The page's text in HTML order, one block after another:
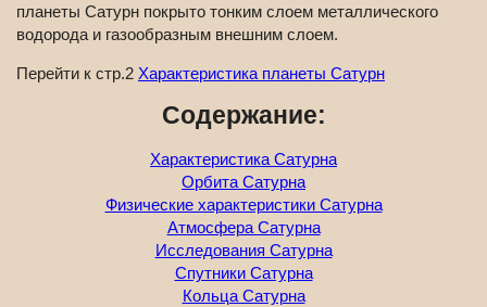
планеты Сатурн покрыто тонким слоем металлического
водорода и газообразным внешним слоем.
Перейти к стр.2 Характеристика планеты Сатурн
Содержание:
Характеристика Сатурна
Орбита Сатурна
Физические характеристики Сатурна
Атмосфера Сатурна
Исследования Сатурна
Спутники Сатурна
Кольца Сатурна